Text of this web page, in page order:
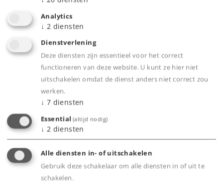
Highlights
Volledig nieuw ontworpen model.
Met meerkleurig interieur.
Standaard met ingebouwde binnenverlichting.
Verlichting in de stuurtafel digitaal te
bedienen.
Met buffercondensator voor het overbruggen
van korte punten.
Met veel los gemonteerde details.
Analytics
↓ 2 diensten
Dienstverlening
Deze diensten zijn essentieel voor het correct
functioneren van deze website. U kunt ze hier niet
uitschakelen omdat de dienst anders niet correct zou
werken.
↓ 7 diensten
Essential (altijd nodig)
↓ 2 diensten
Alle diensten in- of uitschakelen
Gebruik deze schakelaar om alle diensten in of uit te
schakelen.